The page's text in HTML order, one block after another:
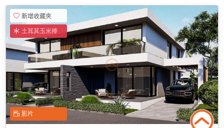
新增收藏夾
土耳其玉米棒
影片